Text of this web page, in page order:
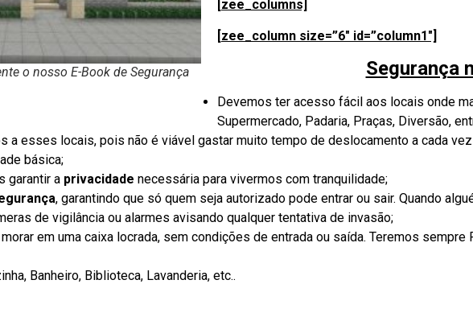
o nosso E-Book de Segurança
[zee_columns]
[zee_column size=”6″ id=”column1″]
Segurança
Devemos ter acesso fácil aos locais onde
Supermercado, Padaria, Praças, Diversão,
a esses locais, pois não é viável gastar muito tempo de deslocamento a cada
básica;
garantir a privacidade necessária para vivermos com tranquilidade;
, garantindo que só quem seja autorizado pode entrar ou sair. Quando
de vigilância ou alarmes avisando qualquer tentativa de invasão;
em uma caixa locrada, sem condições de entrada ou saída. Teremos
Banheiro, Biblioteca, Lavanderia, etc..